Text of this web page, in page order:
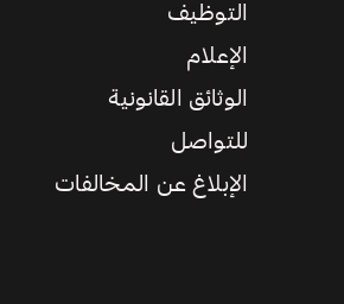
التوظيف
الإعلام
الوثائق القانونية
للتواصل
الإبلاغ عن المخالفات